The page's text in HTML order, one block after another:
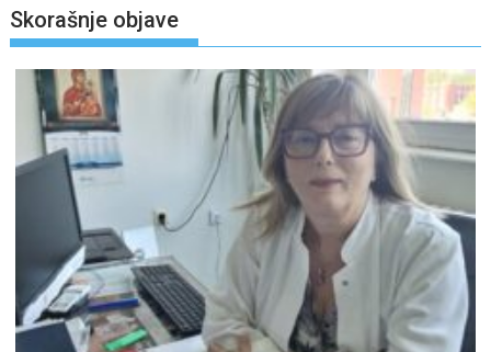
Skorašnje objave